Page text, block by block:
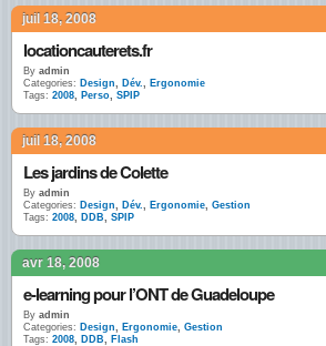
juil 18, 2008
locationcauterets.fr
By admin
Categories: Design, Dév., Ergonomie
Tags: 2008, Perso, SPIP
juil 18, 2008
Les jardins de Colette
By admin
Categories: Design, Dév., Ergonomie, Gestion
Tags: 2008, DDB, SPIP
avr 18, 2008
e-learning pour l’ONT de Guadeloupe
By admin
Categories: Design, Ergonomie, Gestion
Tags: 2008, DDB, Flash